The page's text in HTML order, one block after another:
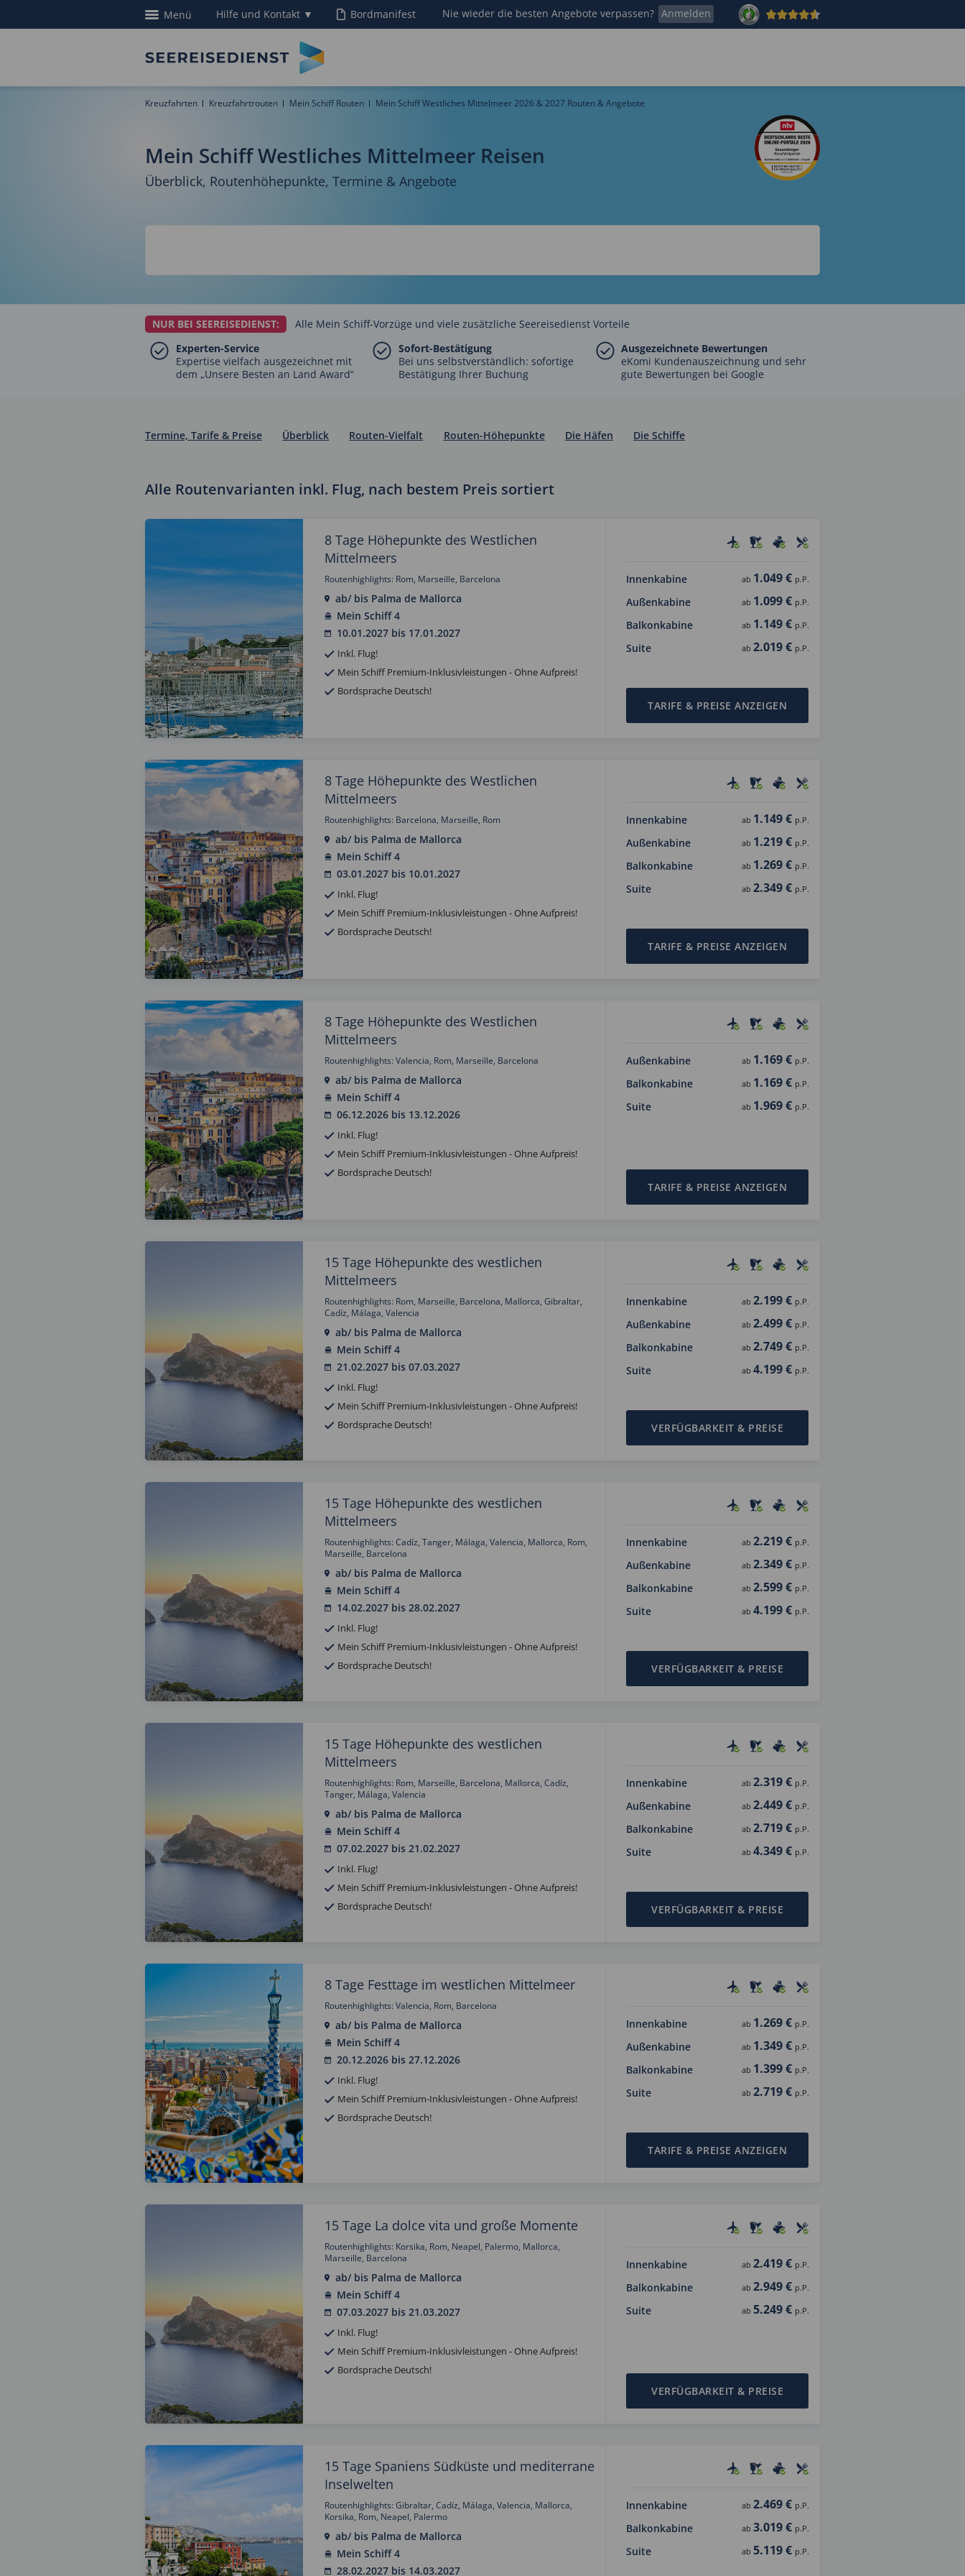
Menü Hilfe und Kontakt ▼ Bordmanifest Nie wieder die besten Angebote verpassen? Anmelden
Kreuzfahrten Kreuzfahrtrouten Mein Schiff Routen Mein Schiff Westliches Mittelmeer 2026 & 2027 Routen & Angebote
Mein Schiff Westliches Mittelmeer Reisen
Überblick, Routenhöhepunkte, Termine & Angebote
NUR BEI SEEREISEDIENST:
Alle Mein Schiff-Vorzüge und viele zusätzliche Seereisedienst Vorteile
Experten-Service
Expertise vielfach ausgezeichnet mit
dem „Unsere Besten an Land Award“
Sofort-Bestätigung
Bei uns selbstverständlich: sofortige
Bestätigung Ihrer Buchung
Ausgezeichnete Bewertungen
eKomi Kundenauszeichnung und sehr
gute Bewertungen bei Google
Termine, Tarife & Preise Überblick Routen-Vielfalt Routen-Höhepunkte Die Häfen Die Schiffe
Alle Routenvarianten inkl. Flug, nach bestem Preis sortiert
8 Tage Höhepunkte des Westlichen
Mittelmeers
Routenhighlights: Rom, Marseille, Barcelona
ab/ bis Palma de Mallorca
Mein Schiff 4
10.01.2027 bis 17.01.2027
Inkl. Flug!
Mein Schiff Premium-Inklusivleistungen - Ohne Aufpreis!
Bordsprache Deutsch!
Innenkabine ab 1.049 € p.P.
Außenkabine ab 1.099 € p.P.
Balkonkabine ab 1.149 € p.P.
Suite ab 2.019 € p.P.
TARIFE & PREISE ANZEIGEN
8 Tage Höhepunkte des Westlichen
Mittelmeers
Routenhighlights: Barcelona, Marseille, Rom
ab/ bis Palma de Mallorca
Mein Schiff 4
03.01.2027 bis 10.01.2027
Inkl. Flug!
Mein Schiff Premium-Inklusivleistungen - Ohne Aufpreis!
Bordsprache Deutsch!
Innenkabine ab 1.149 € p.P.
Außenkabine ab 1.219 € p.P.
Balkonkabine ab 1.269 € p.P.
Suite ab 2.349 € p.P.
TARIFE & PREISE ANZEIGEN
8 Tage Höhepunkte des Westlichen
Mittelmeers
Routenhighlights: Valencia, Rom, Marseille, Barcelona
ab/ bis Palma de Mallorca
Mein Schiff 4
06.12.2026 bis 13.12.2026
Inkl. Flug!
Mein Schiff Premium-Inklusivleistungen - Ohne Aufpreis!
Bordsprache Deutsch!
Außenkabine ab 1.169 € p.P.
Balkonkabine ab 1.169 € p.P.
Suite ab 1.969 € p.P.
TARIFE & PREISE ANZEIGEN
15 Tage Höhepunkte des westlichen
Mittelmeers
Routenhighlights: Rom, Marseille, Barcelona, Mallorca, Gibraltar,
Cadíz, Málaga, Valencia
ab/ bis Palma de Mallorca
Mein Schiff 4
21.02.2027 bis 07.03.2027
Inkl. Flug!
Mein Schiff Premium-Inklusivleistungen - Ohne Aufpreis!
Bordsprache Deutsch!
Innenkabine ab 2.199 € p.P.
Außenkabine ab 2.499 € p.P.
Balkonkabine ab 2.749 € p.P.
Suite ab 4.199 € p.P.
VERFÜGBARKEIT & PREISE
15 Tage Höhepunkte des westlichen
Mittelmeers
Routenhighlights: Cadíz, Tanger, Málaga, Valencia, Mallorca, Rom,
Marseille, Barcelona
ab/ bis Palma de Mallorca
Mein Schiff 4
14.02.2027 bis 28.02.2027
Inkl. Flug!
Mein Schiff Premium-Inklusivleistungen - Ohne Aufpreis!
Bordsprache Deutsch!
Innenkabine ab 2.219 € p.P.
Außenkabine ab 2.349 € p.P.
Balkonkabine ab 2.599 € p.P.
Suite ab 4.199 € p.P.
VERFÜGBARKEIT & PREISE
15 Tage Höhepunkte des westlichen
Mittelmeers
Routenhighlights: Rom, Marseille, Barcelona, Mallorca, Cadíz,
Tanger, Málaga, Valencia
ab/ bis Palma de Mallorca
Mein Schiff 4
07.02.2027 bis 21.02.2027
Inkl. Flug!
Mein Schiff Premium-Inklusivleistungen - Ohne Aufpreis!
Bordsprache Deutsch!
Innenkabine ab 2.319 € p.P.
Außenkabine ab 2.449 € p.P.
Balkonkabine ab 2.719 € p.P.
Suite ab 4.349 € p.P.
VERFÜGBARKEIT & PREISE
8 Tage Festtage im westlichen Mittelmeer
Routenhighlights: Valencia, Rom, Barcelona
ab/ bis Palma de Mallorca
Mein Schiff 4
20.12.2026 bis 27.12.2026
Inkl. Flug!
Mein Schiff Premium-Inklusivleistungen - Ohne Aufpreis!
Bordsprache Deutsch!
Innenkabine ab 1.269 € p.P.
Außenkabine ab 1.349 € p.P.
Balkonkabine ab 1.399 € p.P.
Suite ab 2.719 € p.P.
TARIFE & PREISE ANZEIGEN
15 Tage La dolce vita und große Momente
Routenhighlights: Korsika, Rom, Neapel, Palermo, Mallorca,
Marseille, Barcelona
ab/ bis Palma de Mallorca
Mein Schiff 4
07.03.2027 bis 21.03.2027
Inkl. Flug!
Mein Schiff Premium-Inklusivleistungen - Ohne Aufpreis!
Bordsprache Deutsch!
Innenkabine ab 2.419 € p.P.
Balkonkabine ab 2.949 € p.P.
Suite ab 5.249 € p.P.
VERFÜGBARKEIT & PREISE
15 Tage Spaniens Südküste und mediterrane
Inselwelten
Routenhighlights: Gibraltar, Cadíz, Málaga, Valencia, Mallorca,
Korsika, Rom, Neapel, Palermo
ab/ bis Palma de Mallorca
Mein Schiff 4
28.02.2027 bis 14.03.2027
Innenkabine ab 2.469 € p.P.
Balkonkabine ab 3.019 € p.P.
Suite ab 5.119 € p.P.